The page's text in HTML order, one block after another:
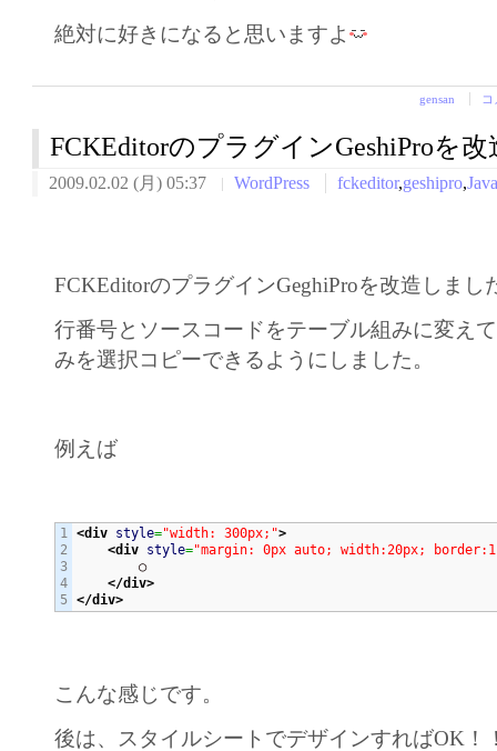
絶対に好きになると思いますよ
gensan
FCKEditorのプラグインGeshiProを改
2009.02.02 (月) 05:37 WordPress fckeditor,geshipro,
FCKEditorのプラグインGeghiProを改造しまし
行番号とソースコードをテーブル組みに変え
みを選択コピーできるようにしました。
例えば
1
2
3
4
<div style="width: 300px;">
<div style="margin: 0px auto; width:20px;
        ○
</div>
</div>
こんな感じです。
後は、スタイルシートでデザインすればOK！